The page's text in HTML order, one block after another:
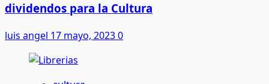
dividendos para la Cultura
luis angel 17 mayo, 20230